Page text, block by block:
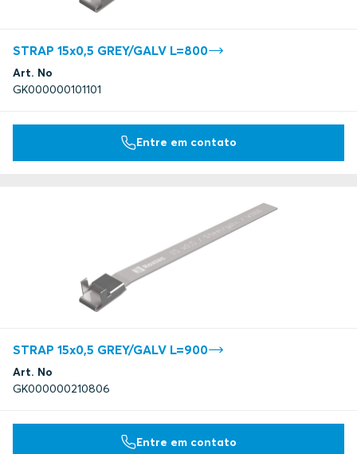
STRAP 15x0,5 GREY/GALV L=800
Art. No
GK000000101101
Entre em contato
STRAP 15x0,5 GREY/GALV L=900
Art. No
GK000000210806
Entre em contato